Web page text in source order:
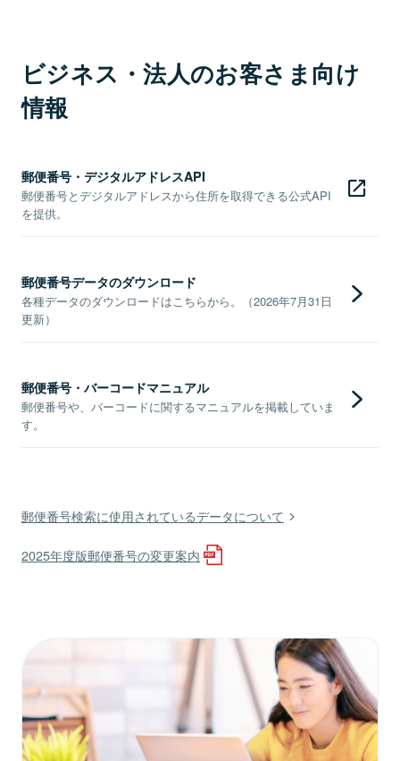
ビジネス・法人のお客さま向け
情報
郵便番号・デジタルアドレスAPI
郵便番号とデジタルアドレスから住所を取得できる公式API
を提供。
郵便番号データのダウンロード
各種データのダウンロードはこちらから。（2026年7月31日
更新）
郵便番号・バーコードマニュアル
郵便番号や、バーコードに関するマニュアルを掲載していま
す。
郵便番号検索に使用されているデータについて
2025年度版郵便番号の変更案内